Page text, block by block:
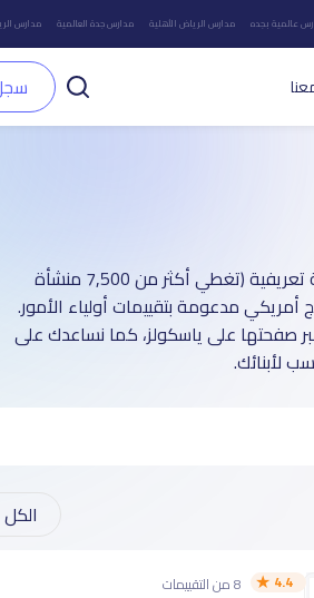
عالمية بجده مدارس الرياض الأهلية مدارس جدة العالمية مدارس
دليل مدارس مدينة الرياض الأهلية بنين و بنات: أكثر من 1 صفحة تعريفية (تغطي أكثر من 7,500 منشأة
مدعومة بتقييمات أولياء الأمور.
صفحتها على ياسكولز، كما نساعدك على
لأبنائك.
4.4 8 من التقييمات